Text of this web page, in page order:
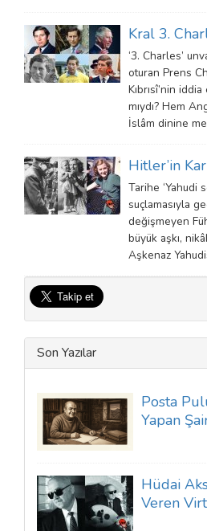
Kral 3.
‘3. Charles’
oturan Prens
Kıbrısî’nin
mıydı? Hem
İslâm dinine
Hitler’in
Tarihe ‘Yahudi
suçlamasıyla
değişmeyen
büyük aşkı,
Aşkenaz
Son Yazılar
Posta
Yapan
Hüdai
Veren